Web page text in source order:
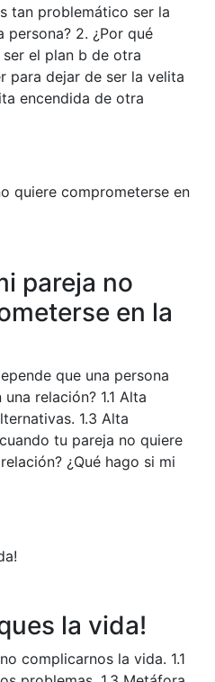
tan problemático ser la
2. ¿Por qué
el plan b de otra
para dejar de ser la velita
encendida de otra
pareja no
en la
que una persona
relación? 1.1 Alta
1.3 Alta
tu pareja no quiere
¿Qué hago si mi
la vida!
complicarnos la vida. 1.1